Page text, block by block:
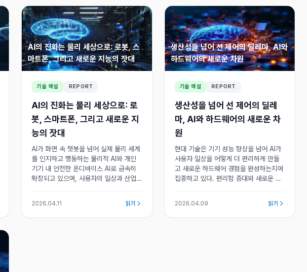
AI의 진화는 물리 세상으로: 로봇, 스
마트폰, 그리고 새로운 지능의 잣대
기술 해설 REPORT
AI의 진화는 물리 세상으로: 로
봇, 스마트폰, 그리고 새로운 지
능의 잣대
AI가 화면 속 챗봇을 넘어 실제 물리 세계
를 인지하고 행동하는 물리적 AI와 개인
기기 내 안전한 온디바이스 AI로 급속히
확장되고 있으며, 사용자의 일상과 산업
2026.04.11 읽기
생산성을 넘어 선 제어의 딜레마, AI와
하드웨어의 새로운 차원
기술 해설 REPORT
생산성을 넘어 선 제어의 딜레
마, AI와 하드웨어의 새로운 차
원
현대 기술은 기기 성능 향상을 넘어 AI가
사용자 일상을 어떻게 더 편리하게 만들
고 새로운 하드웨어 경험을 완성하는지에
집중하고 있다. 편리함 증대와 새로운 통
2026.04.09 읽기